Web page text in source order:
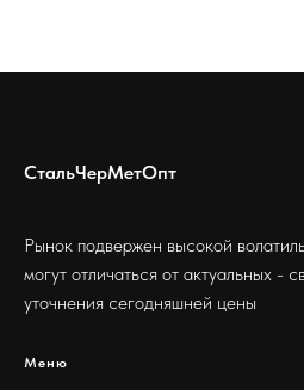
СтальЧерМетОпт
Рынок подвержен высокой
могут отличаться от актуальных -
уточнения сегодняшней цены
Меню